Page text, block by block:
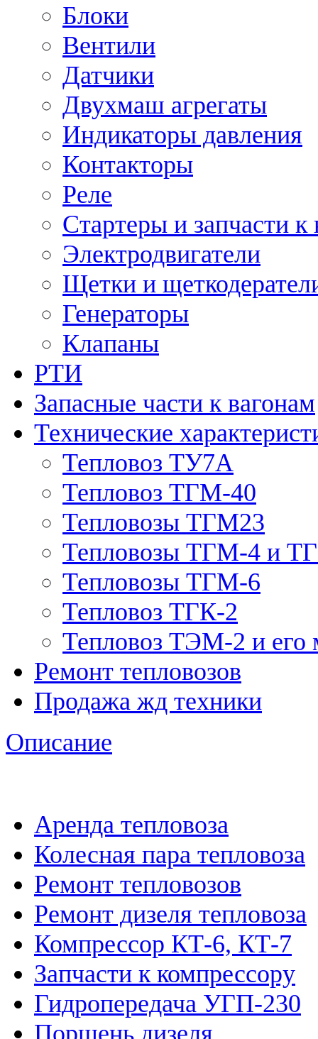
Блоки
Вентили
Датчики
Двухмаш агрегаты
Индикаторы давления
Контакторы
Реле
Стартеры и запчасти
Электродвигатели
Щетки и
Генераторы
Клапаны
РТИ
Запасные части к вагонам
Технические
Тепловоз ТУ7А
Тепловоз ТГМ-40
Тепловозы ТГМ23
Тепловозы ТГМ-4 и
Тепловозы ТГМ-6
Тепловоз ТГК-2
Тепловоз ТЭМ-2 и его
Ремонт тепловозов
Продажа жд техники
Описание
Аренда тепловоза
Колесная пара тепловоза
Ремонт тепловозов
Ремонт дизеля тепловоза
Компрессор КТ-6, КТ-7
Запчасти к компрессору
Гидропередача УГП-230
Поршень дизеля